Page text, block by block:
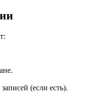
(если есть).